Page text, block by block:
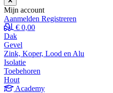
Mijn account
Aanmelden Registreren
€ 0,00
Dak
Gevel
Zink, Koper, Lood en Alu
Isolatie
Toebehoren
Hout
Academy